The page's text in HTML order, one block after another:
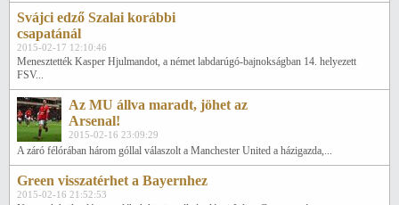
Svájci edző Szalai korábbi
csapatánál
2015-02-17 12:10:46
Menesztették Kasper Hjulmandot, a német labdarúgó-bajnokságban 14. helyezett
FSV...
Az MU állva maradt, jöhet az
Arsenal!
2015-02-16 23:09:29
A záró félórában három góllal válaszolt a Manchester United a házigazda,...
Green visszatérhet a Bayernhez
2015-02-16 21:52:53